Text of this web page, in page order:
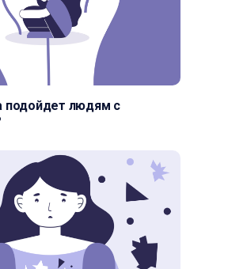
подойдет людям с